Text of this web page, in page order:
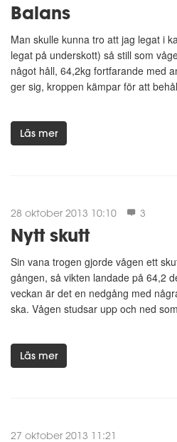
Balans
Man skulle kunna tro att jag legat i
legat på underskott) så still som
något håll, 64,2kg fortfarande med
ger sig, kroppen kämpar för att
Läs mer
28 oktober 2013 10:10 3
Nytt skutt
Sin vana trogen gjorde vågen ett
gången, så vikten landade på 64,2
veckan är det en nedgång med
ska. Vågen studsar upp och ned
Läs mer
27 oktober 2013 11:21